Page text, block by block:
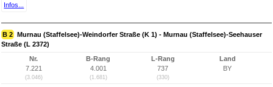
Infos...
B 2 Murnau (Staffelsee)-Weindorfer Straße (K 1) - Murnau (Staffelsee)-Seehauser
Straße (L 2372)
Nr.
7.221
(3.046)
B-Rang
4.001
(1.681)
L-Rang
737
(330)
Land
BY